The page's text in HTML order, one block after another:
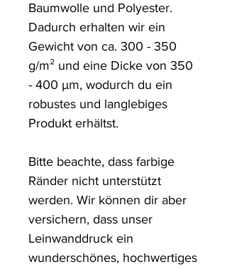
Baumwolle und Polyester.
Dadurch erhalten wir ein
Gewicht von ca. 300 - 350
g/m² und eine Dicke von 350
- 400 µm, wodurch du ein
robustes und langlebiges
Produkt erhältst.
Bitte beachte, dass farbige
Ränder nicht unterstützt
werden. Wir können dir aber
versichern, dass unser
Leinwanddruck ein
wunderschönes, hochwertiges